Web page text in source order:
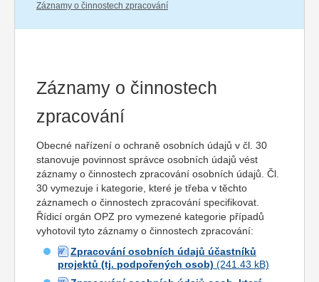
Záznamy o činnostech zpracování
Záznamy o činnostech
zpracování
Obecné nařízení o ochraně osobních údajů v čl. 30
stanovuje povinnost správce osobních údajů vést
záznamy o činnostech zpracování osobních údajů. Čl.
30 vymezuje i kategorie, které je třeba v těchto
záznamech o činnostech zpracování specifikovat.
Řídicí orgán OPZ pro vymezené kategorie případů
vyhotovil tyto záznamy o činnostech zpracování:
Zpracování osobních údajů účastníků
projektů (tj. podpořených osob)